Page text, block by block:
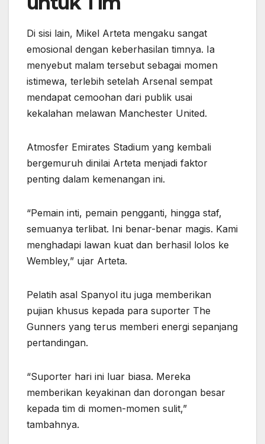
Di sisi lain, Mikel Arteta mengaku sangat
emosional dengan keberhasilan timnya. Ia
menyebut malam tersebut sebagai momen
istimewa, terlebih setelah Arsenal sempat
mendapat cemoohan dari publik usai
kekalahan melawan Manchester United.
Atmosfer Emirates Stadium yang kembali
bergemuruh dinilai Arteta menjadi faktor
penting dalam kemenangan ini.
“Pemain inti, pemain pengganti, hingga staf,
semuanya terlibat. Ini benar-benar magis. Kami
menghadapi lawan kuat dan berhasil lolos ke
Wembley,” ujar Arteta.
Pelatih asal Spanyol itu juga memberikan
pujian khusus kepada para suporter The
Gunners yang terus memberi energi sepanjang
pertandingan.
“Suporter hari ini luar biasa. Mereka
memberikan keyakinan dan dorongan besar
kepada tim di momen-momen sulit,”
tambahnya.